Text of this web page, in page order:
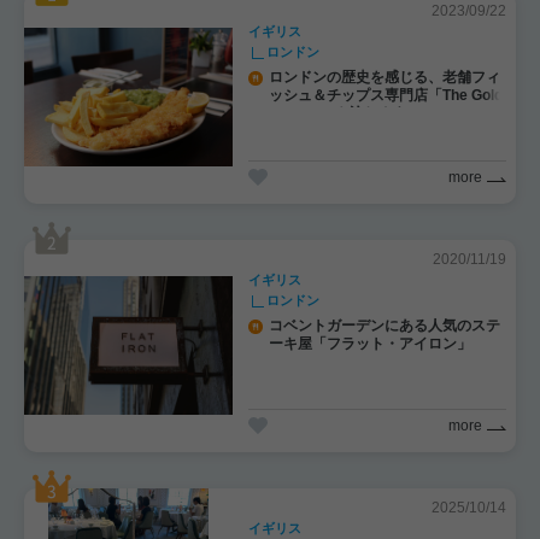
2023/09/22
イギリス
ロンドン
ロンドンの歴史を感じる、老舗フィ
ッシュ＆チップス専門店「The Gold
en Hind」を訪れよう
more
2020/11/19
イギリス
ロンドン
コベントガーデンにある人気のステ
ーキ屋「フラット・アイロン」
more
2025/10/14
イギリス